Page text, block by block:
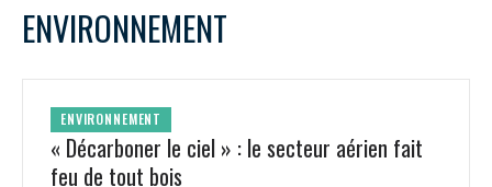
ENVIRONNEMENT
ENVIRONNEMENT
« Décarboner le ciel » : le secteur aérien fait
feu de tout bois